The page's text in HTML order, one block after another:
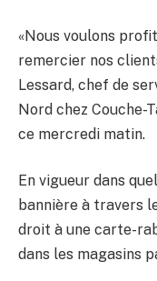
«Nous voulons
remercier nos
Lessard, chef de
Nord chez Couche-
ce mercredi matin.
En vigueur dans
bannière à travers
droit à une carte-
dans les magasins